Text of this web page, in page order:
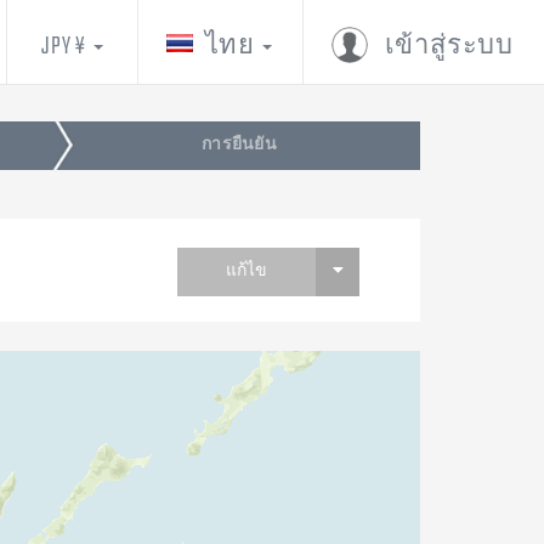
เข้าสู่ระบบ
ไทย
JPY ¥
การยืนยัน
แก้ไข